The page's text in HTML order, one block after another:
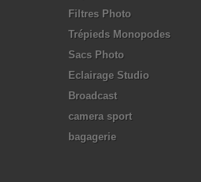
Filtres Photo
Trépieds Monopodes
Sacs Photo
Eclairage Studio
Broadcast
camera sport
bagagerie